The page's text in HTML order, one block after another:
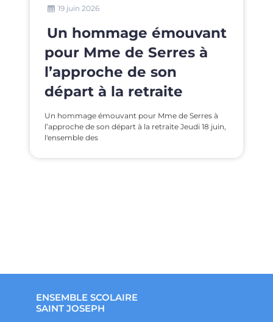
Serres à
Jeudi 18 juin,
Le traditionnel match
élèves – équipe
éducative a tenu
ses promesses !
Le traditionnel match élèves – équipe éducative
tenu toutes ses promesses ! Comme chaque
année, le très attendu match
ENSEMBLE SCOLAIRE
SAINT JOSEPH